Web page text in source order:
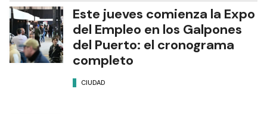
Este jueves comienza la Expo
del Empleo en los Galpones
del Puerto: el cronograma
completo
CIUDAD